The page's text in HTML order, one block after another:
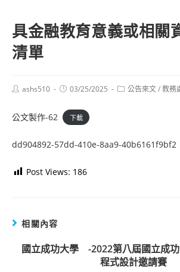
具金融教育意義或相關
清單
Postashs510
Post03/25/2025
Post公告來文/教務
公文製作-62 下載
dd904892-57dd-410e-8aa9-40b6161f9bf2
Post Views: 186
相關內容
國立成功大學 -2022第八屆國立成
程式設計邀請賽